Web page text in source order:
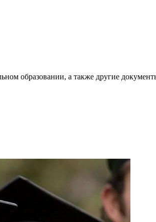
образовании, а также другие